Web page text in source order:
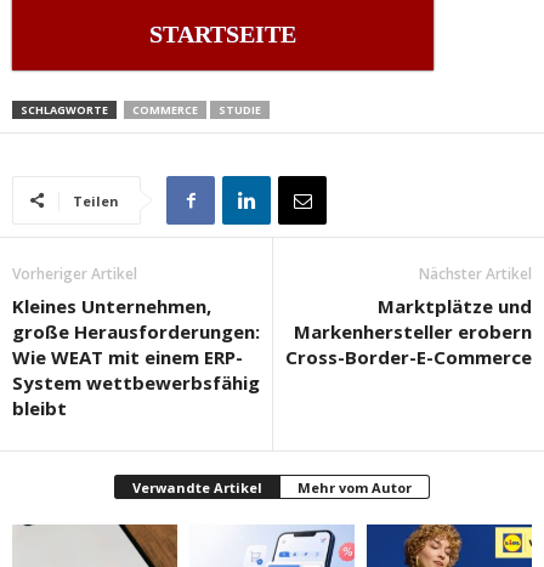
STARTSEITE
SCHLAGWORTE COMMERCE STUDIE
Teilen
Vorheriger Artikel
Kleines Unternehmen,
große Herausforderungen:
Wie WEAT mit einem ERP-
System wettbewerbsfähig
bleibt
Nächster Artikel
Marktplätze und
Markenhersteller erobern
Cross-Border-E-Commerce
Verwandte Artikel Mehr vom Autor